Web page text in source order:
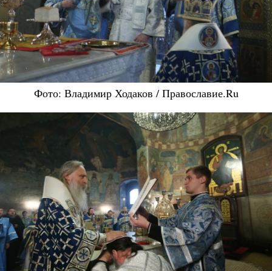
Фото: Владимир Ходаков / Православие.Ru